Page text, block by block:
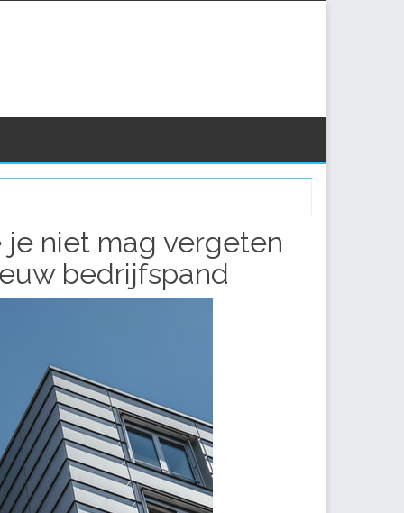
niet mag vergeten
bedrijfspand